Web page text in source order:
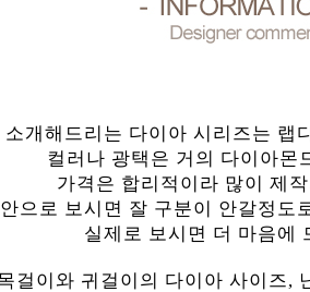
소개해드리는 다이아 시리즈는 랩
컬러나 광택은 거의 다이아몬
가격은 합리적이라 많이 제
으로 보시면 잘 구분이 안갈정도
실제로 보시면 더 마음에
걸이와 귀걸이의 다이아 사이즈,